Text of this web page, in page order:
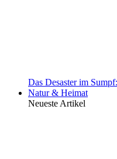
Das Desaster im
Natur & Heimat
Neueste Artikel